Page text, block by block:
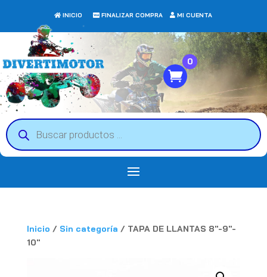
INICIO FINALIZAR COMPRA MI CUENTA
Búsqueda
de
productos
0
Inicio / Sin categoría / TAPA DE LLANTAS 8″-9″-
10″